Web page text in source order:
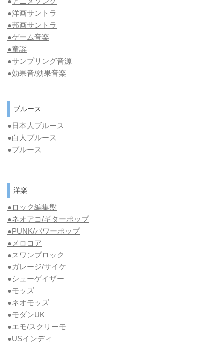
●洋画サントラ
●邦画サントラ
●ゲーム音楽
●童謡
●サンプリング音源
●効果音/効果音楽
ブルース
●日本人ブルース
●白人ブルース
●ブルース
洋楽
●ロック編集盤
●ネオアコ/ギターポップ
●PUNK/パワーポップ
●メロコア
●スワンプロック
●ガレージ/サイケ
●シューゲイザー
●モッズ
●ネオモッズ
●モダンUK
●エモ/スクリーモ
●USインディ